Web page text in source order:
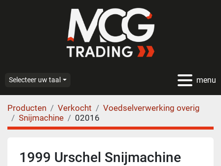
menu
Selecteer uw taal
Producten Verkocht
Voedselverwerking overig
Snijmachine
02016
1999 Urschel Snijmachine